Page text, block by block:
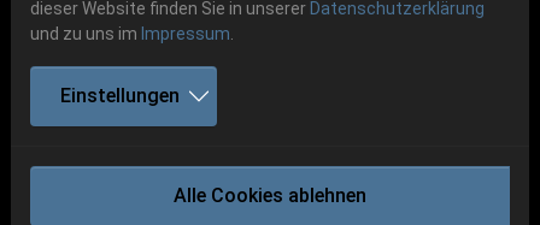
IMPALED NAZARENE
dieser Website finden Sie in unserer Datenschutzerklärung
und zu uns im Impressum
Einstellungen
Alle Cookies ablehnen